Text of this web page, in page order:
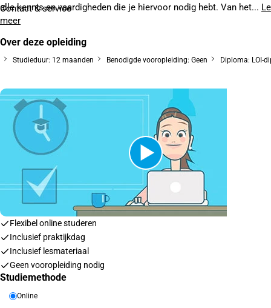
Contact& service
alle kennis en vaardigheden die je hiervoor nodig hebt. Van het...
meer
Over deze opleiding
Studieduur: 12 maanden Benodigde vooropleiding: Geen Diploma: LOI-
Flexibel online studeren
Inclusief praktijkdag
Inclusief lesmateriaal
Geen vooropleiding nodig
Studiemethode
Online